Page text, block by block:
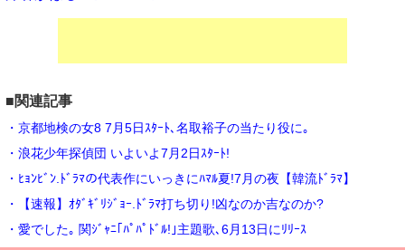
■関連記事
・京都地検の女8 7月5日ｽﾀｰﾄ､名取裕子の当たり役に｡
・浪花少年探偵団 いよいよ7月2日ｽﾀｰﾄ!
・ﾋｮﾝﾋﾞﾝ.ﾄﾞﾗﾏの代表作にいっきにﾊﾏﾙ夏!7月の夜【韓流ﾄﾞﾗﾏ】
・【速報】ｵﾀﾞｷﾞﾘｼﾞｮｰ.ﾄﾞﾗﾏ打ち切り!凶なのか吉なのか?
・愛でした｡ 関ｼﾞｬﾆ｢ﾊﾟﾊﾟﾄﾞﾙ!｣主題歌､6月13日にﾘﾘｰｽ